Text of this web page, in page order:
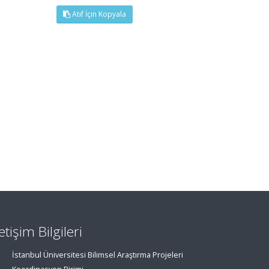
Atıf İçin Kopyala
Bilgileri
İstanbul Üniversitesi Bilimsel Araştırma Projeleri